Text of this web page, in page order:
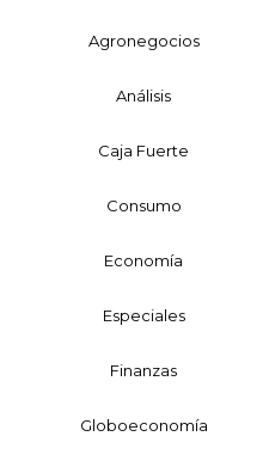
Agronegocios
Análisis
Caja Fuerte
Consumo
Economía
Especiales
Finanzas
Globoeconomía